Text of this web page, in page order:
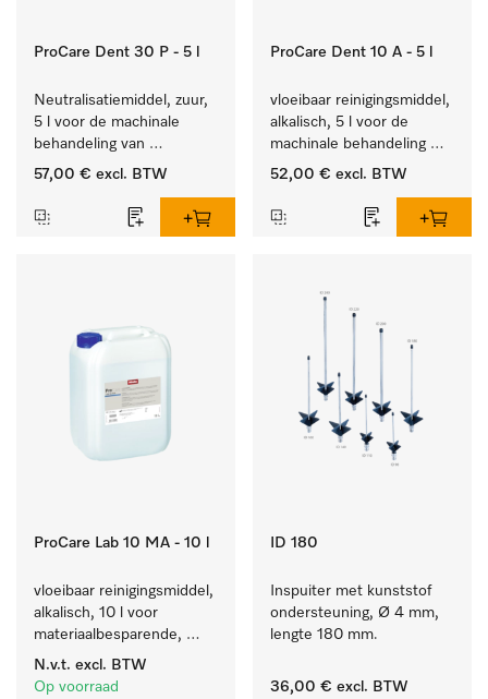
ProCare Dent 30 P - 5 l
Neutralisatiemiddel, zuur,
5 l voor de machinale
behandeling van
tandheelkundige
57,00 € excl. BTW
ProCare Dent 10 A - 5 l
vloeibaar reinigingsmiddel,
alkalisch, 5 l voor de
machinale behandeling
van tandheelkundige
52,00 € excl. BTW
ProCare Lab 10 MA - 10 l
vloeibaar reinigingsmiddel,
alkalisch, 10 l voor
materiaalbesparende,
machinale reiniging van
laboratoriumglasw. en -
N.v.t. excl. BTW
Op voorraad
ID 180
Inspuiter met kunststof
ondersteuning, Ø 4 mm,
lengte 180 mm.
36,00 € excl. BTW